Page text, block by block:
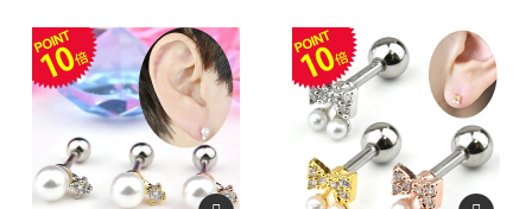
バーベル シンプル スト
レートバーベル 医療用
応 軟骨 ラブレット プレ
ゼント ラブレットピア
ス 引っかからない 引っ
かかり にくい ラブレッ
トピアス16g おしゃれ
つけっぱなし サージカ
ルステンレス